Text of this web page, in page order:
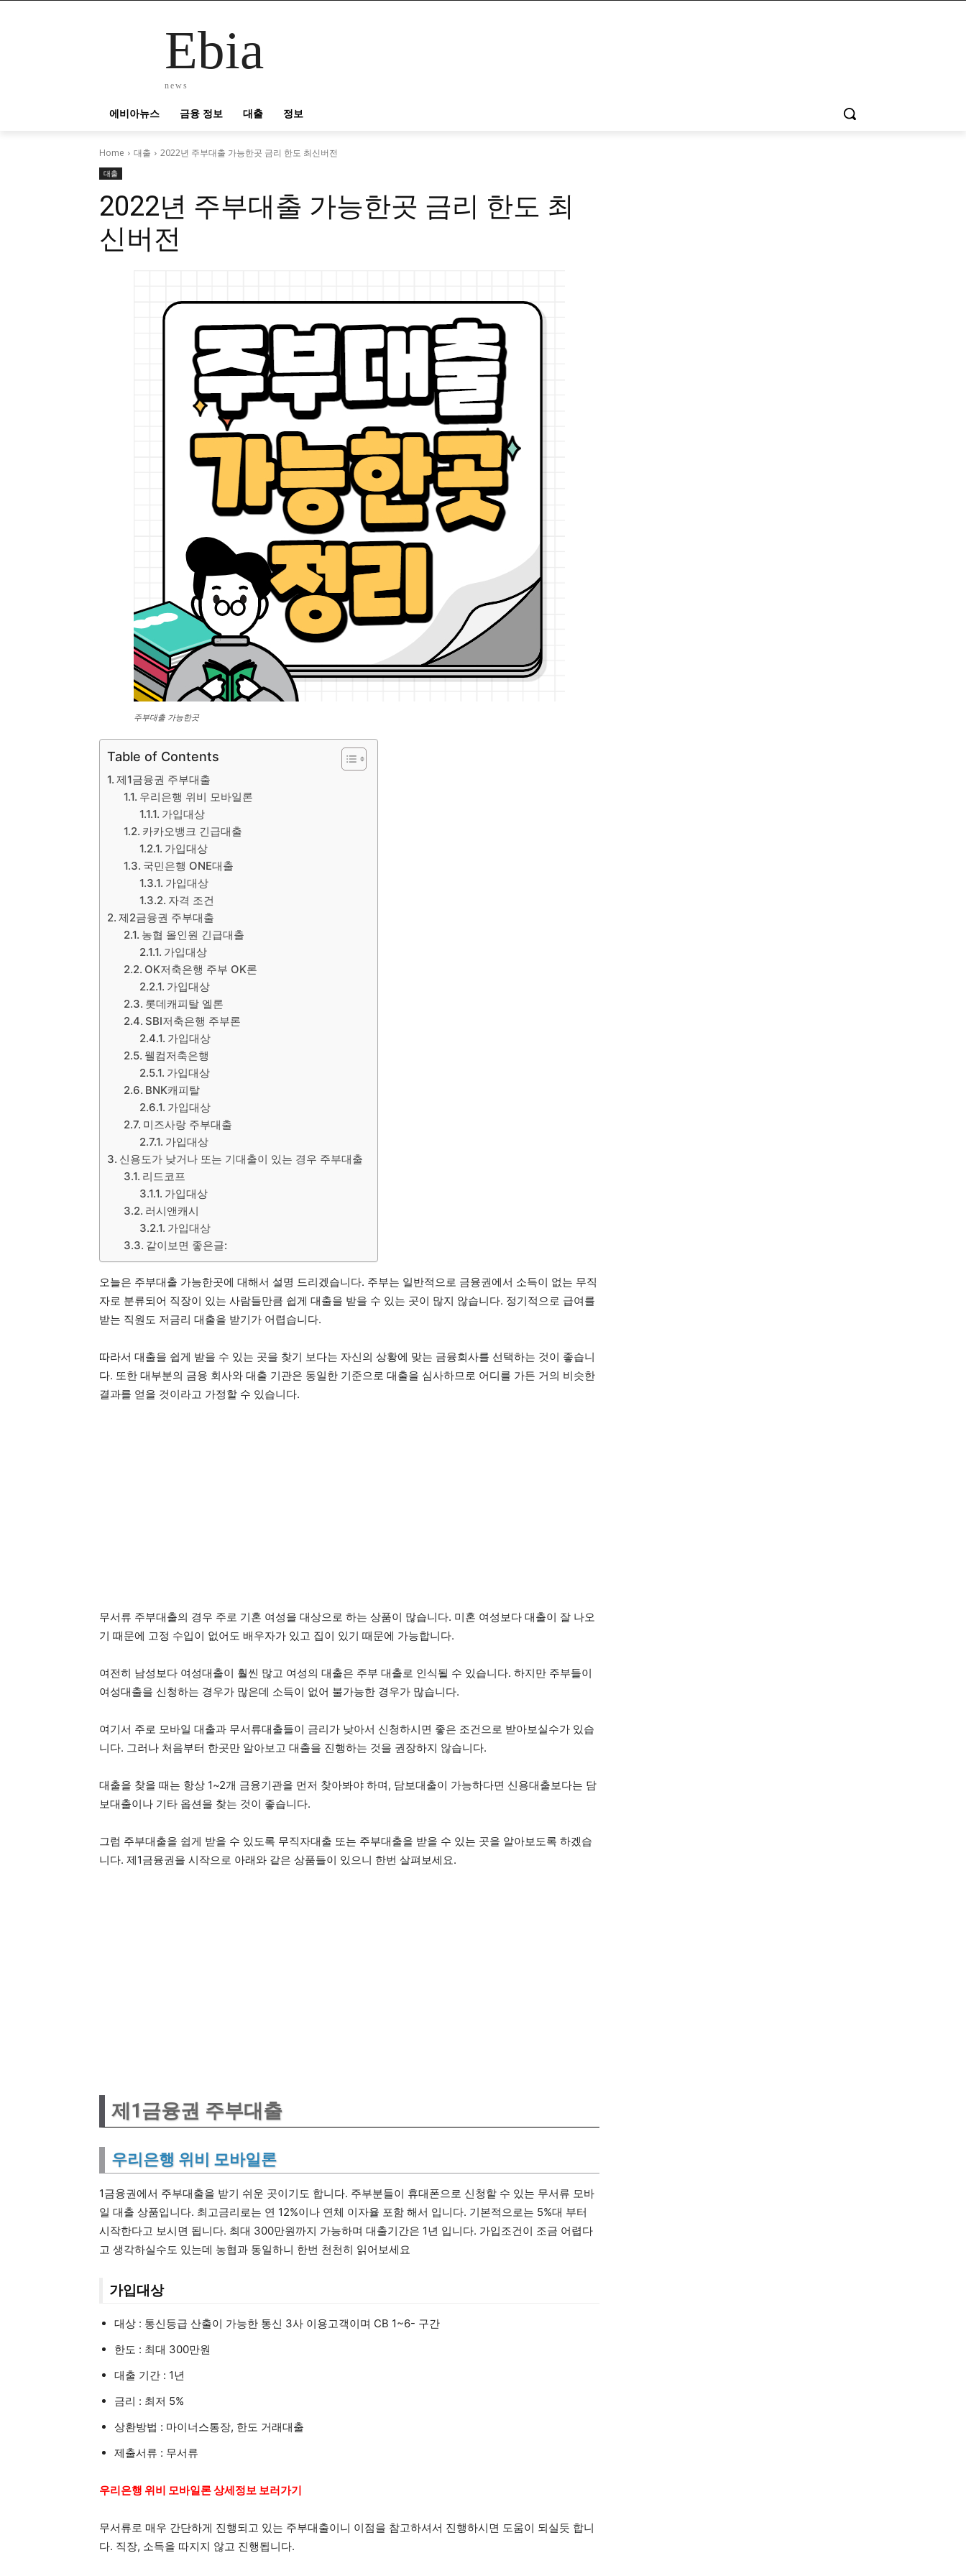
Ebia
news
에비아뉴스 금융 정보 대출 정보
Home 대출 2022년 주부대출 가능한곳 금리 한도 최신버전
대출
2022년 주부대출 가능한곳 금리 한도 최
신버전
주부대출 가능한곳
Table of Contents
제1금융권 주부대출
우리은행 위비 모바일론
가입대상
카카오뱅크 긴급대출
가입대상
국민은행 ONE대출
가입대상
자격 조건
제2금융권 주부대출
농협 올인원 긴급대출
가입대상
OK저축은행 주부 OK론
가입대상
롯데캐피탈 엘론
SBI저축은행 주부론
가입대상
웰컴저축은행
가입대상
BNK캐피탈
가입대상
미즈사랑 주부대출
가입대상
신용도가 낮거나 또는 기대출이 있는 경우 주부대출
리드코프
가입대상
러시앤캐시
가입대상
같이보면 좋은글:
오늘은 주부대출 가능한곳에 대해서 설명 드리겠습니다. 주부는 일반적으로 금융권에서 소득이 없는 무직
자로 분류되어 직장이 있는 사람들만큼 쉽게 대출을 받을 수 있는 곳이 많지 않습니다. 정기적으로 급여를
받는 직원도 저금리 대출을 받기가 어렵습니다.
따라서 대출을 쉽게 받을 수 있는 곳을 찾기 보다는 자신의 상황에 맞는 금융회사를 선택하는 것이 좋습니
다. 또한 대부분의 금융 회사와 대출 기관은 동일한 기준으로 대출을 심사하므로 어디를 가든 거의 비슷한
결과를 얻을 것이라고 가정할 수 있습니다.
무서류 주부대출의 경우 주로 기혼 여성을 대상으로 하는 상품이 많습니다. 미혼 여성보다 대출이 잘 나오
기 때문에 고정 수입이 없어도 배우자가 있고 집이 있기 때문에 가능합니다.
여전히 남성보다 여성대출이 훨씬 많고 여성의 대출은 주부 대출로 인식될 수 있습니다. 하지만 주부들이
여성대출을 신청하는 경우가 많은데 소득이 없어 불가능한 경우가 많습니다.
여기서 주로 모바일 대출과 무서류대출들이 금리가 낮아서 신청하시면 좋은 조건으로 받아보실수가 있습
니다. 그러나 처음부터 한곳만 알아보고 대출을 진행하는 것을 권장하지 않습니다.
대출을 찾을 때는 항상 1~2개 금융기관을 먼저 찾아봐야 하며, 담보대출이 가능하다면 신용대출보다는 담
보대출이나 기타 옵션을 찾는 것이 좋습니다.
그럼 주부대출을 쉽게 받을 수 있도록 무직자대출 또는 주부대출을 받을 수 있는 곳을 알아보도록 하겠습
니다. 제1금융권을 시작으로 아래와 같은 상품들이 있으니 한번 살펴보세요.
제1금융권 주부대출
우리은행 위비 모바일론
1금융권에서 주부대출을 받기 쉬운 곳이기도 합니다. 주부분들이 휴대폰으로 신청할 수 있는 무서류 모바
일 대출 상품입니다. 최고금리로는 연 12%이나 연체 이자율 포함 해서 입니다. 기본적으로는 5%대 부터
시작한다고 보시면 됩니다. 최대 300만원까지 가능하며 대출기간은 1년 입니다. 가입조건이 조금 어렵다
고 생각하실수도 있는데 농협과 동일하니 한번 천천히 읽어보세요
가입대상
대상 : 통신등급 산출이 가능한 통신 3사 이용고객이며 CB 1~6- 구간
한도 : 최대 300만원
대출 기간 : 1년
금리 : 최저 5%
상환방법 : 마이너스통장, 한도 거래대출
제출서류 : 무서류
우리은행 위비 모바일론 상세정보 보러가기
무서류로 매우 간단하게 진행되고 있는 주부대출이니 이점을 참고하셔서 진행하시면 도움이 되실듯 합니
다. 직장, 소득을 따지지 않고 진행됩니다.